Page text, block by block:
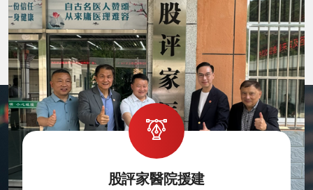
股評家醫院援建